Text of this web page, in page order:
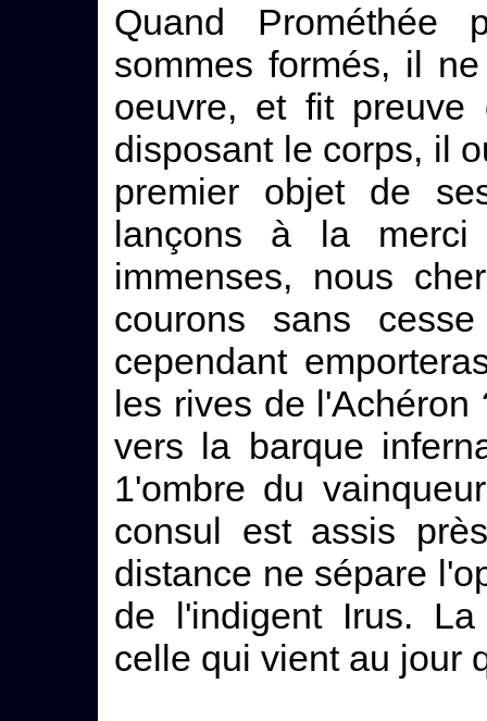
Quand
sommes formés, il
oeuvre, et fit preuve
disposant le corps, il
premier objet de
lançons à la
immenses, nous
courons sans
cependant
les rives de l'Achéron
vers la barque
1'ombre du
consul est assis
distance ne sépare
de l'indigent Irus.
celle qui vient au jour